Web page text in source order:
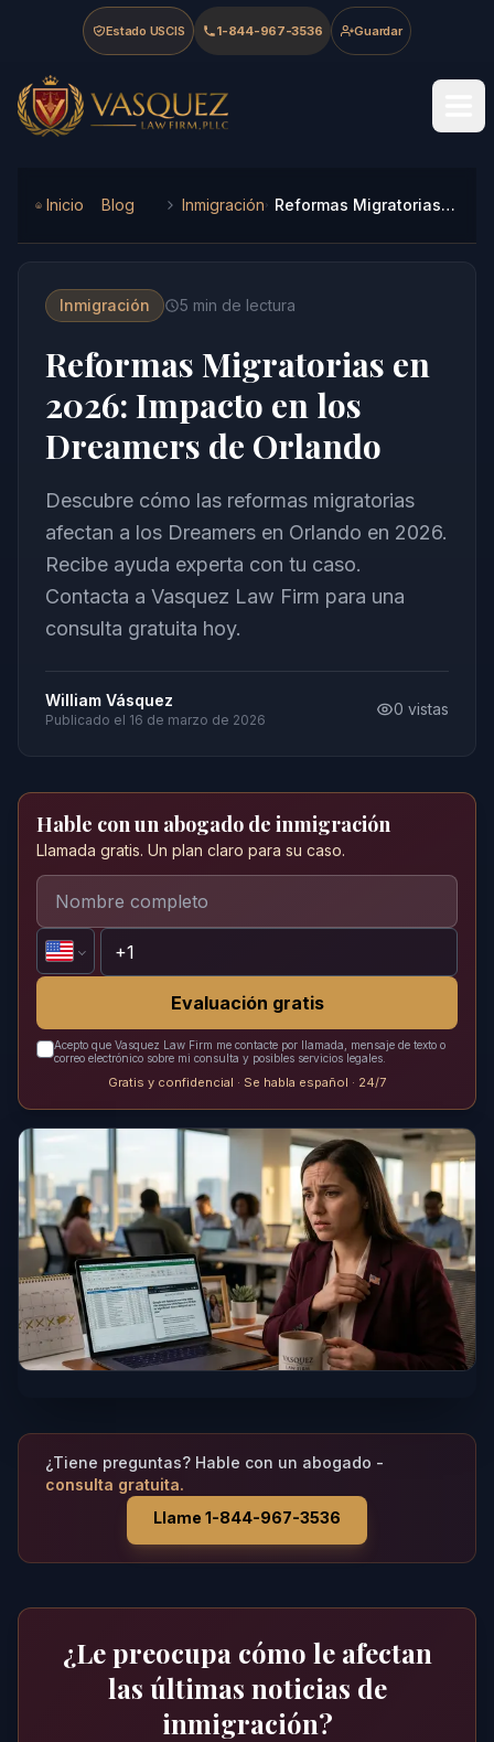
Skip to main content
Skip to navigation
Skip to footer
Estado USCIS 1-844-967-3536 Guardar
Vasquez Law Firm - Home
Inicio Blog Inmigración Reformas Migratorias en 2026: Impacto en los Dreamers de Orlando
Inmigración 5 min de lectura
Reformas Migratorias en
2026: Impacto en los
Dreamers de Orlando
Descubre cómo las reformas migratorias
afectan a los Dreamers en Orlando en 2026.
Recibe ayuda experta con tu caso.
Contacta a Vasquez Law Firm para una
consulta gratuita hoy.
William Vásquez
Publicado el 16 de marzo de 2026
0 vistas
Hable con un abogado de inmigración
Llamada gratis. Un plan claro para su caso.
Evaluación gratis
Acepto que Vasquez Law Firm me contacte por llamada, mensaje de texto o
correo electrónico sobre mi consulta y posibles servicios legales.
Gratis y confidencial · Se habla español · 24/7
¿Tiene preguntas? Hable con un abogado -
consulta gratuita.
Llame 1-844-967-3536
¿Le preocupa cómo le afectan
las últimas noticias de
inmigración?